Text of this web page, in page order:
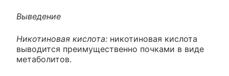
Выведение
Никотиновая кислота: никотиновая кислота
выводится преимущественно почками в виде
метаболитов.